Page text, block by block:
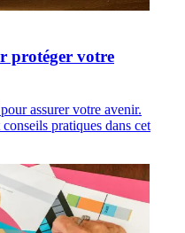
protéger votre
assurer votre avenir.
pratiques dans cet